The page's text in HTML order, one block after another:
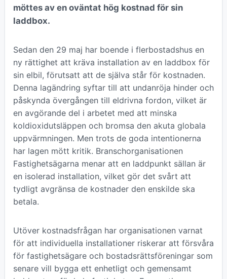
möttes av en oväntat hög kostnad för sin
laddbox.
Sedan den 29 maj har boende i flerbostadshus en
ny rättighet att kräva installation av en laddbox för
sin elbil, förutsatt att de själva står för kostnaden.
Denna lagändring syftar till att undanröja hinder och
påskynda övergången till eldrivna fordon, vilket är
en avgörande del i arbetet med att minska
koldioxidutsläppen och bromsa den akuta globala
uppvärmningen. Men trots de goda intentionerna
har lagen mött kritik. Branschorganisationen
Fastighetsägarna menar att en laddpunkt sällan är
en isolerad installation, vilket gör det svårt att
tydligt avgränsa de kostnader den enskilde ska
betala.
Utöver kostnadsfrågan har organisationen varnat
för att individuella installationer riskerar att försvåra
för fastighetsägare och bostadsrättsföreningar som
senare vill bygga ett enhetligt och gemensamt